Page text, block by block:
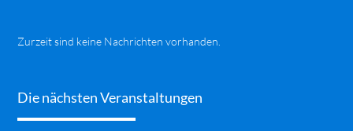
Zurzeit sind keine Nachrichten vorhanden.
Die nächsten Veranstaltungen